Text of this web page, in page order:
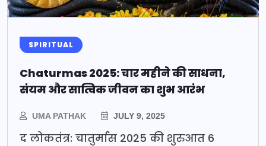
SPIRITUAL
Chaturmas 2025: चार महीने की साधना,
संयम और सात्विक जीवन का शुभ आरंभ
UMA PATHAK JULY 9, 2025
द लोकतंत्र: चातुर्मास 2025 की शुरुआत 6